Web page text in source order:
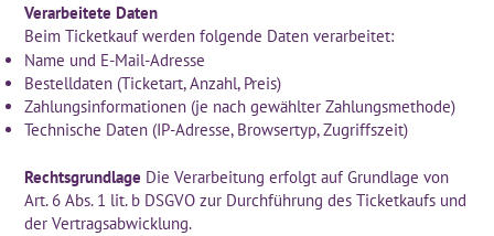
Verarbeitete Daten
Beim Ticketkauf werden folgende Daten verarbeitet:
Name und E-Mail-Adresse
Bestelldaten (Ticketart, Anzahl, Preis)
Zahlungsinformationen (je nach gewählter Zahlungsmethode)
Technische Daten (IP-Adresse, Browsertyp, Zugriffszeit)
Rechtsgrundlage Die Verarbeitung erfolgt auf Grundlage von
Art. 6 Abs. 1 lit. b DSGVO zur Durchführung des Ticketkaufs und
der Vertragsabwicklung.